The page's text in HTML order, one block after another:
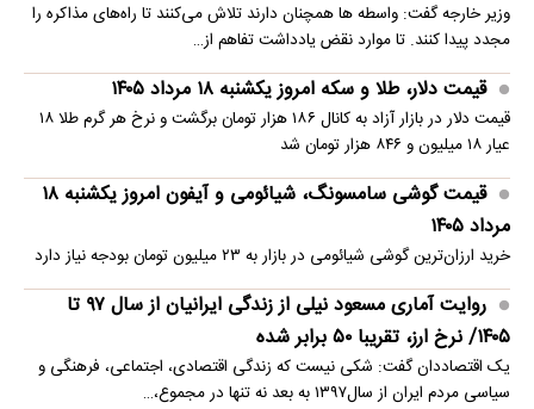
وزیر خارجه گفت: واسطه ها همچنان دارند تلاش می‌کنند تا راه‌های مذاکره را
مجدد پیدا کنند. تا موارد نقض یادداشت تفاهم از…
قیمت دلار، طلا و سکه امروز یکشنبه ۱۸ مرداد ۱۴۰۵
قیمت دلار در بازار آزاد به کانال ۱۸۶ هزار تومان برگشت و نرخ هر گرم طلا ۱۸
عیار ۱۸ میلیون و ۸۴۶ هزار تومان شد
قیمت گوشی سامسونگ، شیائومی و آیفون امروز یکشنبه ۱۸
مرداد ۱۴۰۵
خرید ارزان‌ترین گوشی شیائومی در بازار به ۲۳ میلیون تومان بودجه نیاز دارد
روایت آماری مسعود نیلی از زندگی ایرانیان از سال ۹۷ تا
۱۴۰۵/ نرخ ارز، تقریبا ۵۰ برابر شده
یک اقتصاددان گفت: شکی نیست که زندگی اقتصادی، اجتماعی، فرهنگی و
سیاسی مردم ایران از سال۱۳۹۷ به بعد نه تنها در مجموع،…